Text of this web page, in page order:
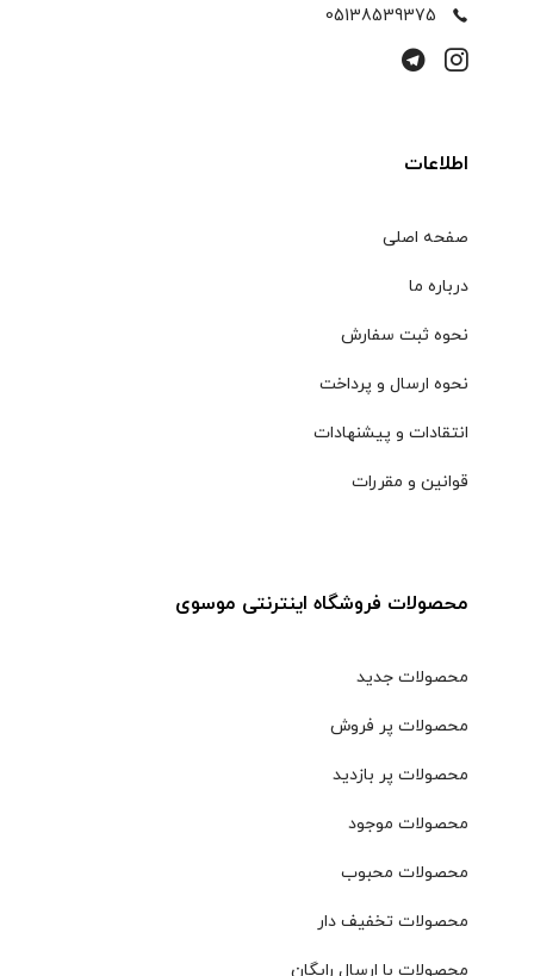
05138539375
اطلاعات
صفحه اصلی
درباره ما
نحوه ثبت سفارش
نحوه ارسال و پرداخت
انتقادات و پیشنهادات
قوانین و مقررات
محصولات فروشگاه اینترنتی موسوی
محصولات جدید
محصولات پر فروش
محصولات پر بازدید
محصولات موجود
محصولات محبوب
محصولات تخفیف دار
محصولات با ارسال رایگان